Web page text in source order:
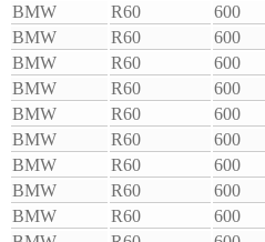
BMW
R60 600
BMW
R60 600
BMW
R60 600
BMW
R60 600
BMW
R60 600
BMW
R60 600
BMW
R60 600
BMW
R60 600
BMW
R60 600